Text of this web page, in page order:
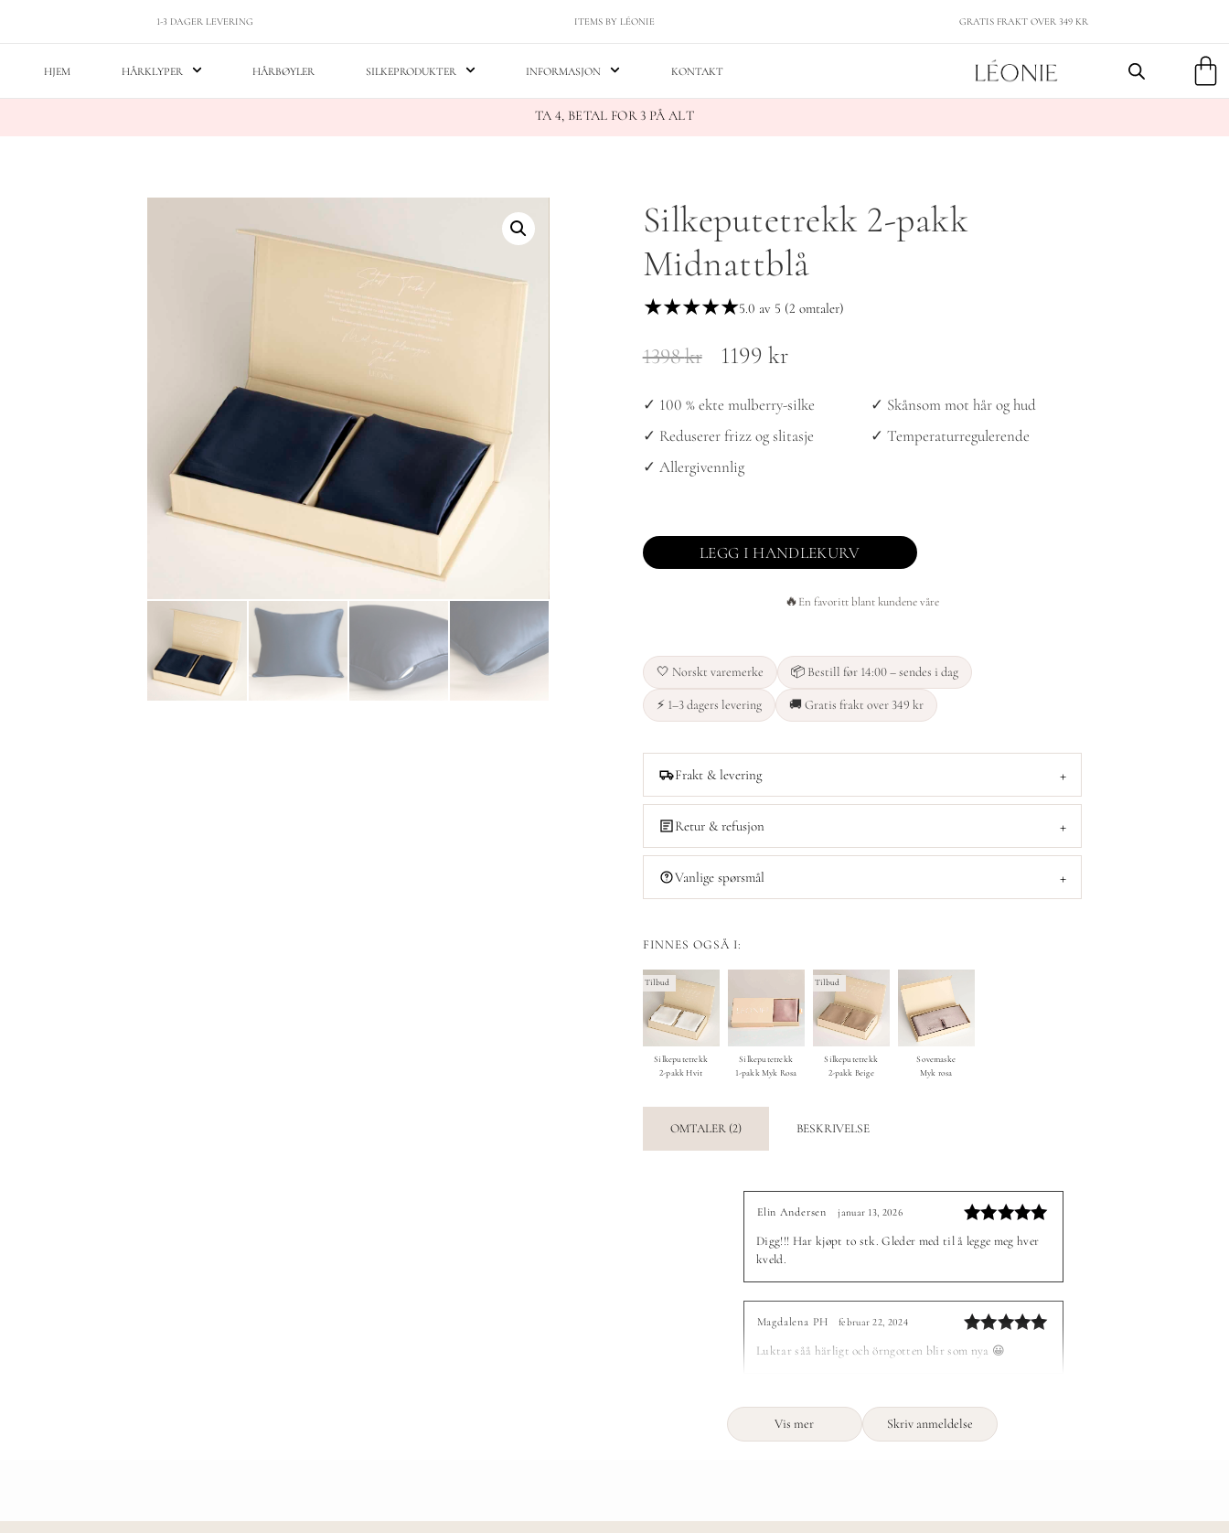
1-3 DAGER LEVERING ITEMS BY LÉONIE GRATIS FRAKT OVER 349 KR
HJEM HÅRKLYPER HÅRBØYLER SILKEPRODUKTER INFORMASJON KONTAKT
TA 4, BETAL FOR 3 PÅ ALT
Silkeputetrekk 2-pakk
Midnattblå
★★★★★5.0 av 5 (2 omtaler)
1398kr 1199 kr
✓ 100 % ekte mulberry-silke
✓ Skånsom mot hår og hud
✓ Reduserer frizz og slitasje
✓ Temperaturregulerende
✓ Allergivennlig
LEGG I HANDLEKURV
🔥En favoritt blant kundene våre
🤍 Norskt varemerke 📦 Bestill før 14:00 – sendes i dag
⚡ 1–3 dagers levering 🚚 Gratis frakt over 349 kr
Frakt & levering +
Retur & refusjon +
Vanlige spørsmål +
FINNES OGSÅ I:
Tilbud
Silkeputetrekk
2-pakk Hvit
Silkeputetrekk
1-pakk Myk Rosa
Tilbud
Silkeputetrekk
2-pakk Beige
Sovemaske
Myk rosa
OMTALER (2) BESKRIVELSE
Vurdert
av 5
Elin Andersen januar 13, 2026
Digg!!! Har kjøpt to stk. Gleder med til å legge meg hver
kveld.
Vurdert
av 5
Magdalena PH februar 22, 2024
Luktar såå härligt och örngotten blir som nya 😀
Vis mer Skriv anmeldelse